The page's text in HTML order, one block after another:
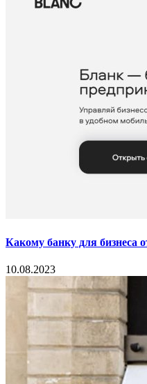
Какому банку для бизнеса
10.08.2023